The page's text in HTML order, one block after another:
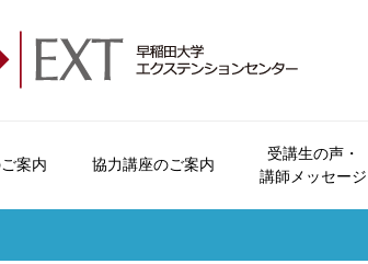
案内 協力講座のご案内
受講生の声・
講師メッセージ